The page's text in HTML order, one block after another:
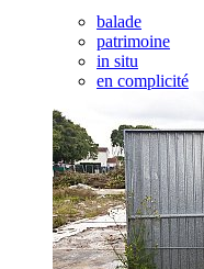
balade
patrimoine
in situ
en complicité